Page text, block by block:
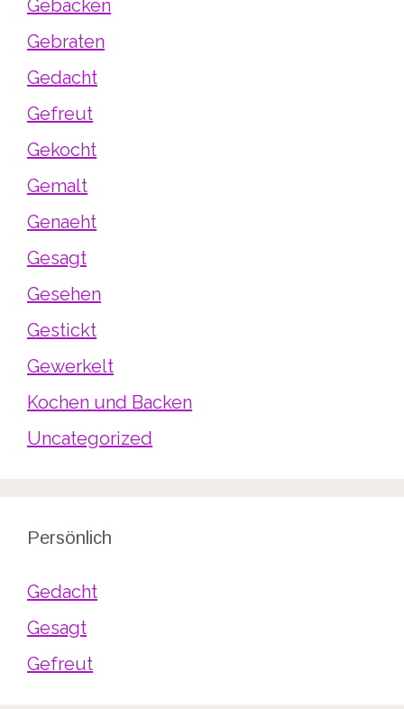
Gebacken
Gebraten
Gedacht
Gefreut
Gekocht
Gemalt
Genaeht
Gesagt
Gesehen
Gestickt
Gewerkelt
Kochen und Backen
Uncategorized
Persönlich
Gedacht
Gesagt
Gefreut